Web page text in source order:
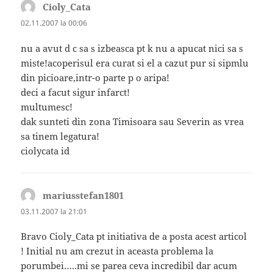
Cioly_Cata
02.11.2007 la 00:06
nu a avut d c sa s izbeasca pt k nu a apucat nici sa s
miste!acoperisul era curat si el a cazut pur si sipmlu
din picioare,intr-o parte p o aripa!
deci a facut sigur infarct!
multumesc!
dak sunteti din zona Timisoara sau Severin as vrea
sa tinem legatura!
ciolycata id
mariusstefan1801
03.11.2007 la 21:01
Bravo Cioly_Cata pt initiativa de a posta acest articol
! Initial nu am crezut in aceasta problema la
porumbei…..mi se parea ceva incredibil dar acum